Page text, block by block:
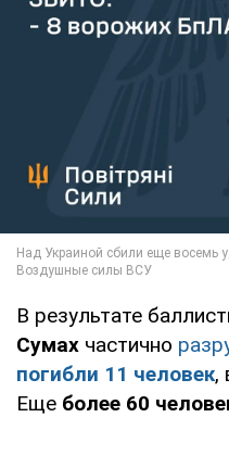
В результате
Сумах частично
погибли 11 человек,
Еще более 60